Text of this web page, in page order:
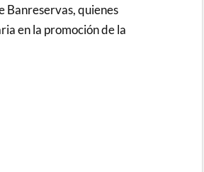
Banreservas, quienes
en la promoción de la